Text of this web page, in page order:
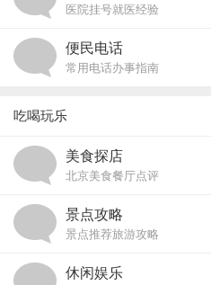
医院挂号就医经验
便民电话
常用电话办事指南
吃喝玩乐
美食探店
北京美食餐厅点评
景点攻略
景点推荐旅游攻略
休闲娱乐